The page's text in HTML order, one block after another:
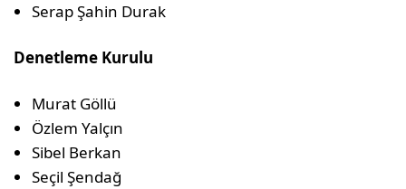
Serap Şahin Durak
Denetleme Kurulu
Murat Göllü
Özlem Yalçın
Sibel Berkan
Seçil Şendağ